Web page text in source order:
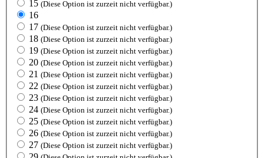
15 (Diese Option ist zurzeit nicht verfügbar.)
16
17 (Diese Option ist zurzeit nicht verfügbar.)
18 (Diese Option ist zurzeit nicht verfügbar.)
19 (Diese Option ist zurzeit nicht verfügbar.)
20 (Diese Option ist zurzeit nicht verfügbar.)
21 (Diese Option ist zurzeit nicht verfügbar.)
22 (Diese Option ist zurzeit nicht verfügbar.)
23 (Diese Option ist zurzeit nicht verfügbar.)
24 (Diese Option ist zurzeit nicht verfügbar.)
25 (Diese Option ist zurzeit nicht verfügbar.)
26 (Diese Option ist zurzeit nicht verfügbar.)
27 (Diese Option ist zurzeit nicht verfügbar.)